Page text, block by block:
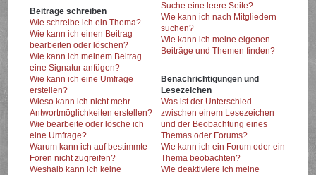
Beiträge schreiben
Wie schreibe ich ein Thema?
Wie kann ich einen Beitrag
bearbeiten oder löschen?
Wie kann ich meinem Beitrag
eine Signatur anfügen?
Wie kann ich eine Umfrage
erstellen?
Wieso kann ich nicht mehr
Antwortmöglichkeiten erstellen?
Wie bearbeite oder lösche ich
eine Umfrage?
Warum kann ich auf bestimmte
Foren nicht zugreifen?
Weshalb kann ich keine
Suche eine leere Seite?
Wie kann ich nach Mitgliedern
suchen?
Wie kann ich meine eigenen
Beiträge und Themen finden?
Benachrichtigungen und
Lesezeichen
Was ist der Unterschied
zwischen einem Lesezeichen
und der Beobachtung eines
Themas oder Forums?
Wie kann ich ein Forum oder ein
Thema beobachten?
Wie deaktiviere ich meine